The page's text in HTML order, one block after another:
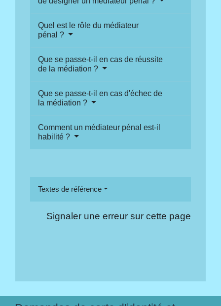
Quel est le rôle du médiateur
pénal ?
Que se passe-t-il en cas de réussite
de la médiation ?
Que se passe-t-il en cas d'échec de
la médiation ?
Comment un médiateur pénal est-il
habilité ?
Textes de référence
Signaler une erreur sur cette page